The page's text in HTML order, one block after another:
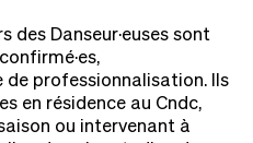
des Danseur·euses sont
de professionnalisation. Ils
en résidence au Cndc,
ou intervenant à